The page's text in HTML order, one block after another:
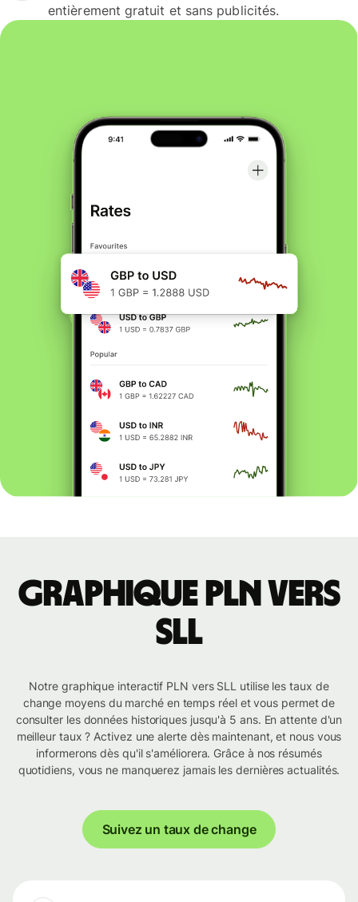
entièrement gratuit et sans publicités.
Graphique PLN vers
SLL
Notre graphique interactif PLN vers SLL utilise les taux de
change moyens du marché en temps réel et vous permet de
consulter les données historiques jusqu'à 5 ans. En attente d'un
meilleur taux ? Activez une alerte dès maintenant, et nous vous
informerons dès qu'il s'améliorera. Grâce à nos résumés
quotidiens, vous ne manquerez jamais les dernières actualités.
Suivez un taux de change